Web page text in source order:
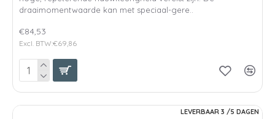
draaimomentwaarde kan met speciaal-gere..
€84,53
Excl. BTW:€69,86
LEVERBAAR 3 /5 DAGEN